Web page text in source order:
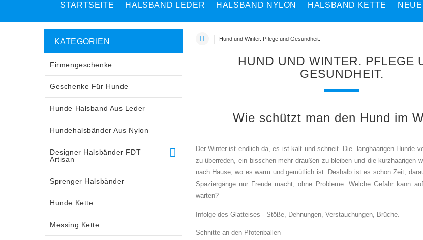
STARTSEITE HALSBAND LEDER HALSBAND NYLON HALSBAND KETTE
Hund und Winter. Pflege und Gesundheit.
HUND UND WINTER. PFLEGE
GESUNDHEIT.
Wie schützt man den Hund im
Der Winter ist endlich da, es ist kalt und schneit. Die langhaarigen Hunde
zu überreden, ein bisschen mehr draußen zu bleiben und die kurzhaarigen
nach Hause, wo es warm und gemütlich ist. Deshalb ist es schon Zeit,
Spaziergänge nur Freude macht, ohne Probleme. Welche Gefahr kann
warten?
Infolge des Glatteises - Stöße, Dehnungen, Verstauchungen, Brüche.
Schnitte an den Pfotenballen
KATEGORIEN
Firmengeschenke
Geschenke Für Hunde
Hunde Halsband Aus Leder
Hundehalsbänder Aus Nylon
Designer Halsbänder FDT
Artisan
Sprenger Halsbänder
Hunde Kette
Messing Kette